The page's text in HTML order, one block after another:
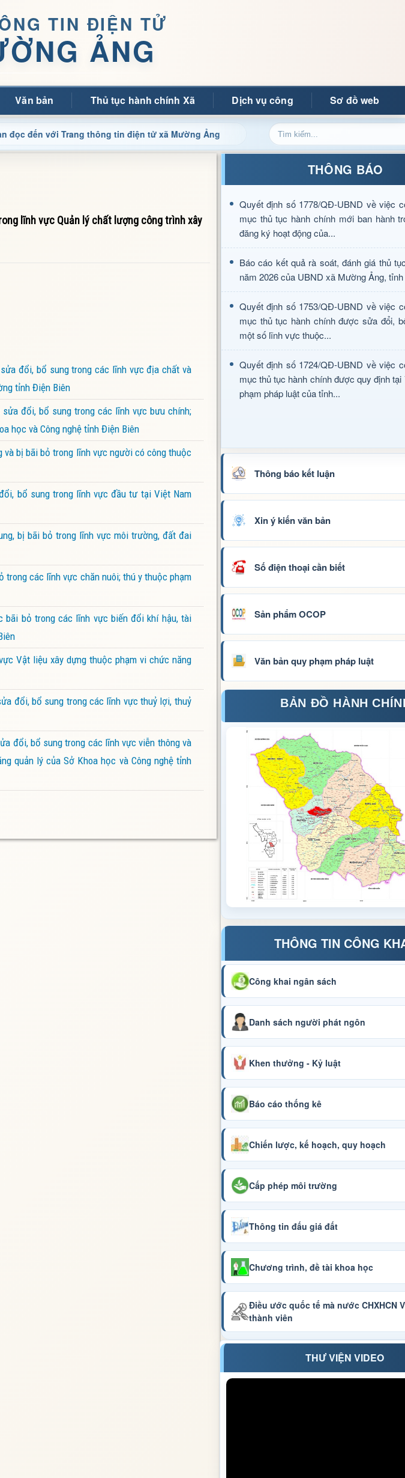
TIN ĐIỆN TỬ
ẢNG
Văn bản Thủ tục hành chính Xã Dịch vụ công Sơ đồ web
Trang thông tin điện tử xã Mường Ảng Cập nhật thông tin điều hành, thủ tục hành
lĩnh vực Quản lý chất lượng công trình xây
đổi, bổ sung trong các lĩnh vực địa chất và
tỉnh Điện Biên
đổi, bổ sung trong các lĩnh vực bưu chính;
học và Công nghệ tỉnh Điện Biên
bị bãi bỏ trong lĩnh vực người có công thuộc
bổ sung trong lĩnh vực đầu tư tại Việt Nam
bị bãi bỏ trong lĩnh vực môi trường, đất đai
trong các lĩnh vực chăn nuôi; thú y thuộc phạm
bãi bỏ trong các lĩnh vực biến đổi khí hậu, tài
Vật liệu xây dựng thuộc phạm vi chức năng
đổi, bổ sung trong các lĩnh vực thuỷ lợi, thuỷ
đổi, bổ sung trong các lĩnh vực viễn thông và
quản lý của Sở Khoa học và Công nghệ tỉnh
THÔNG BÁO
Quyết định số 1778/QĐ-UBND về việc
mục thủ tục hành chính mới ban hành
đăng ký hoạt động của...
Báo cáo kết quả rà soát, đánh giá thủ
năm 2026 của UBND xã Mường Ảng,
Quyết định số 1753/QĐ-UBND về việc
mục thủ tục hành chính được sửa đổi,
một số lĩnh vực thuộc...
Quyết định số 1724/QĐ-UBND về việc
mục thủ tục hành chính được quy định tại
phạm pháp luật của tỉnh...
Thông báo kết luận
Xin ý kiến văn bản
Số điện thoại cần biết
Sản phẩm OCOP
Văn bản quy phạm pháp luật
BẢN ĐỒ HÀNH
THÔNG TIN CÔNG
Công khai ngân sách
Danh sách người phát ngôn
Khen thưởng - Kỷ luật
Báo cáo thống kê
Chiến lược, kế hoạch, quy hoạch
Cấp phép môi trường
Thông tin đấu giá đất
Chương trình, đề tài khoa học
Điều ước quốc tế mà nước CHXHCN
thành viên
THƯ VIỆN VIDEO